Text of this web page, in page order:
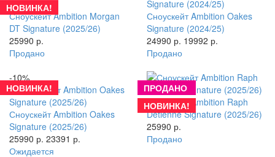
НОВИНКА!
Сноускейт Ambition Morgan
DT Signature (2025/26)
25990 р.
Продано
Сноускейт Ambition Oakes
Signature (2024/25)
24990 р. 19992 р.
Продано
НОВИНКА!
-10%
Сноускейт Ambition Oakes
Signature (2025/26)
25990 р. 23391 р.
Ожидается
ПРОДАНО
НОВИНКА!
Сноускейт Ambition Raph
Detienne Signature (2025/26)
25990 р.
Продано